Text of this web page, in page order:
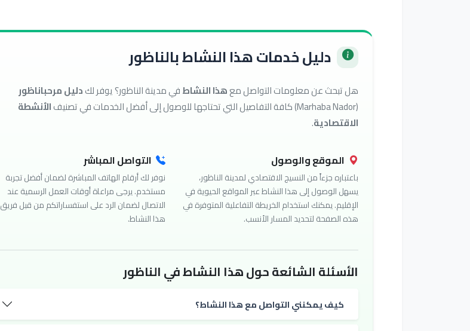
دليل خدمات هذا النشاط بالناظور
هل تبحث عن معلومات التواصل معهذا النشاطفي مدينة الناظور؟ يوفر لكدليل مرحباناظور
(Marhaba Nador) كافة التفاصيل التي تحتاجها للوصول إلى أفضل الخدمات في تصنيف
الأنشطة
الاقتصادية.
الموقع والوصول
باعتباره جزءاً من النسيج الاقتصادي لمدينة الناظور،
يسهل الوصول إلى هذا النشاط عبر المواقع الحيوية في
الإقليم. يمكنك استخدام الخريطة التفاعلية المتوفرة في
هذه الصفحة لتحديد المسار الأنسب.
التواصل المباشر
نوفر لك أرقام الهاتف المباشرة لضمان أفضل تجربة
مستخدم. يرجى مراعاة أوقات العمل الرسمية عند
الاتصال لضمان الرد على استفساراتكم من قبل فريق
هذا النشاط.
الأسئلة الشائعة حول هذا النشاط في الناظور
كيف يمكنني التواصل مع هذا النشاط؟